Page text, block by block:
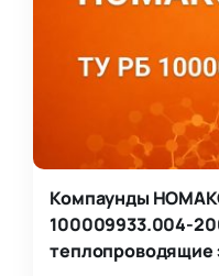
Компаунды
100009933.004-
теплопроводящие